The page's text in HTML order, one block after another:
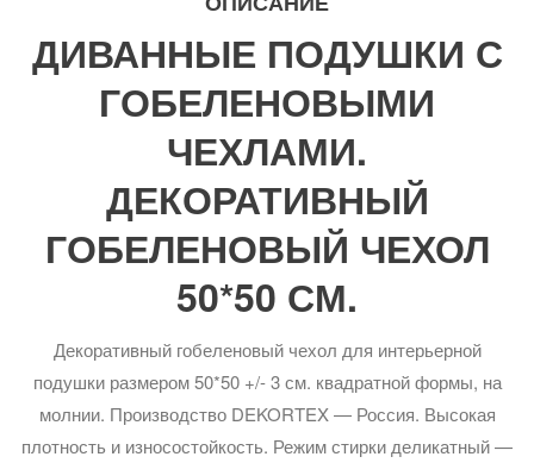
ДИВАННЫЕ ПОДУШКИ С
ГОБЕЛЕНОВЫМИ
ЧЕХЛАМИ.
ДЕКОРАТИВНЫЙ
ГОБЕЛЕНОВЫЙ ЧЕХОЛ
50*50 СМ.
Декоративный гобеленовый чехол для интерьерной
подушки размером 50*50 +/- 3 см. квадратной формы, на
молнии. Производство DEKORTEX — Россия. Высокая
плотность и износостойкость. Режим стирки деликатный —